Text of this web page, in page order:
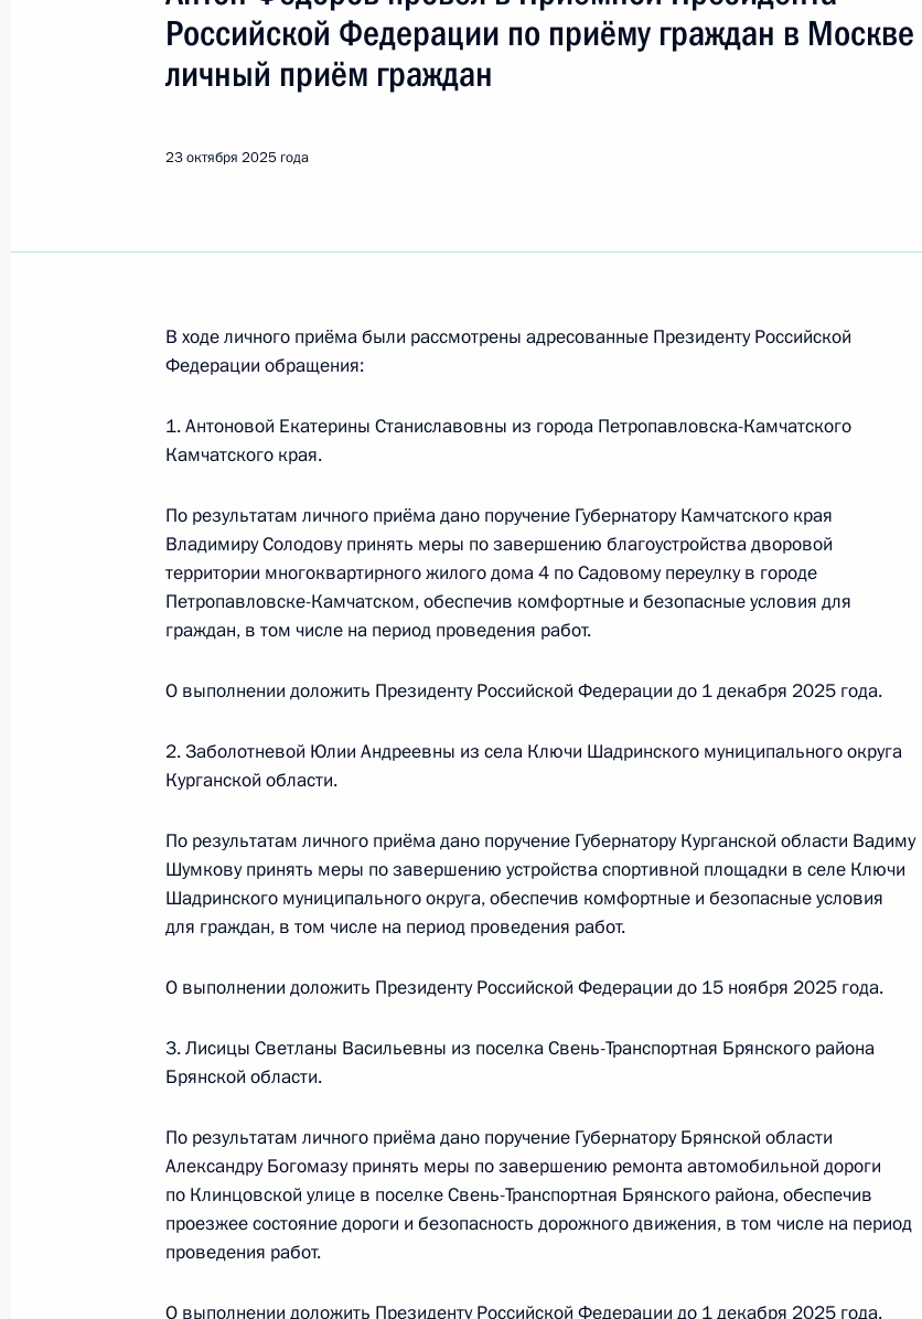
Показать следующие материалы
Управления Президента Российской Федерации по работе с обращениями граждан
конференц-связи
6 ноября 2025 года, 15:41
Продлён контроль исполнения поручения, данного по итогам личного приёма
в режиме видео-конференц-связи жительницы Брянской области, проведённого
по поручению Президента Российской Федерации советником Президента
Российской Федерации Игорем Левитиным в Приёмной Президента Российской
Федерации по приёму граждан в Москве 3 февраля 2025 года
1 ноября 2025 года, 15:44
30 октября 2025 года, четверг
Исполнено поручение (меры приняты), данное по итогам личного приёма в режиме
видео-конференц-связи жительницы Брянской области, проведённого
по поручению Президента Российской Федерации начальником Управления
Президента Российской Федерации по внешней политике Игорем Неверовым
17 апреля 2025 года
Продлён контроль исполнения поручения, данного по итогам личного приёма
в режиме видео-конференц-связи жительницы Брянской области, проведённого
по поручению Президента Российской Федерации начальником Управления пресс-
службы и информации Президента Российской Федерации Андреем Цыбулиным
Российской Федерации по приёму граждан в Москве
личный приём граждан
23 октября 2025 года
В ходе личного приёма были рассмотрены адресованные Президенту Российской
Федерации обращения:
1. Антоновой Екатерины Станиславовны из города Петропавловска-Камчатского
Камчатского края.
По результатам личного приёма дано поручение Губернатору Камчатского края
Владимиру Солодову принять меры по завершению благоустройства дворовой
территории многоквартирного жилого дома 4 по Садовому переулку в городе
Петропавловске-Камчатском, обеспечив комфортные и безопасные условия для
граждан, в том числе на период проведения работ.
О выполнении доложить Президенту Российской Федерации до 1 декабря 2025 года.
2. Заболотневой Юлии Андреевны из села Ключи Шадринского муниципального округа
Курганской области.
По результатам личного приёма дано поручение Губернатору Курганской области Вадиму
Шумкову принять меры по завершению устройства спортивной площадки в селе Ключи
Шадринского муниципального округа, обеспечив комфортные и безопасные условия
для граждан, в том числе на период проведения работ.
О выполнении доложить Президенту Российской Федерации до 15 ноября 2025 года.
3. Лисицы Светланы Васильевны из поселка Свень-Транспортная Брянского района
Брянской области.
По результатам личного приёма дано поручение Губернатору Брянской области
Александру Богомазу принять меры по завершению ремонта автомобильной дороги
по Клинцовской улице в поселке Свень-Транспортная Брянского района, обеспечив
проезжее состояние дороги и безопасность дорожного движения, в том числе на период
проведения работ.
О выполнении доложить Президенту Российской Федерации до 1 декабря 2025 года.